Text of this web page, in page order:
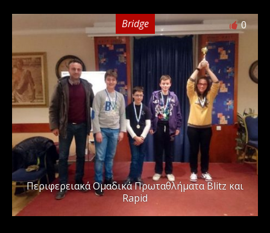
Bridge 0
Περιφερειακά Ομαδικά Πρωταθλήματα Blitz και
Rapid